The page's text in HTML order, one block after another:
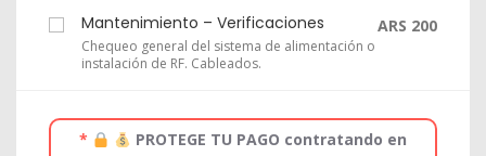
Mantenimiento – Verificaciones ARS 200
Chequeo general del sistema de alimentación o
instalación de RF. Cableados.
*
PROTEGE TU PAGO contratando en